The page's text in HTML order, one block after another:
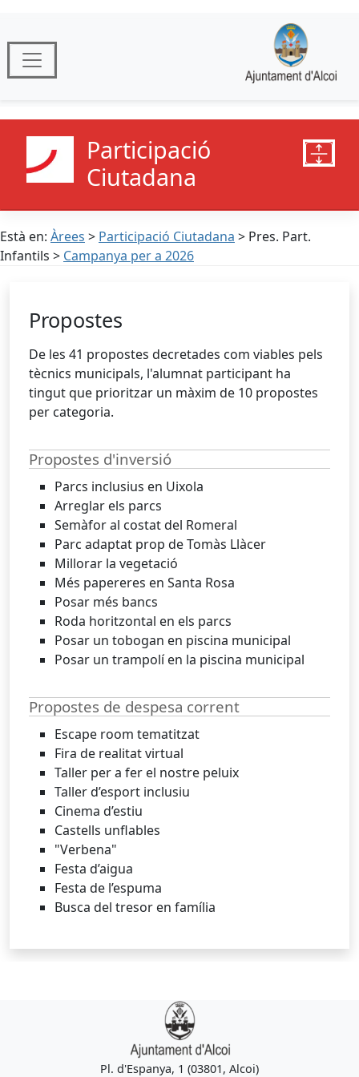
Participació
Ciutadana
Està en: Àrees > Participació Ciutadana > Pres. Part.
Infantils > Campanya per a 2026
Propostes
De les 41 propostes decretades com viables pels
tècnics municipals, l'alumnat participant ha
tingut que prioritzar un màxim de 10 propostes
per categoria.
Propostes d'inversió
Parcs inclusius en Uixola
Arreglar els parcs
Semàfor al costat del Romeral
Parc adaptat prop de Tomàs Llàcer
Millorar la vegetació
Més papereres en Santa Rosa
Posar més bancs
Roda horitzontal en els parcs
Posar un tobogan en piscina municipal
Posar un trampolí en la piscina municipal
Propostes de despesa corrent
Escape room tematitzat
Fira de realitat virtual
Taller per a fer el nostre peluix
Taller d’esport inclusiu
Cinema d’estiu
Castells unflables
"Verbena"
Festa d’aigua
Festa de l’espuma
Busca del tresor en família
Pl. d'Espanya, 1 (03801, Alcoi)